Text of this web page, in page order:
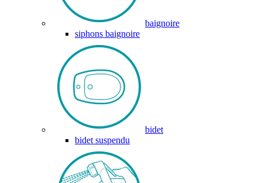
baignoire
siphons baignoire
bidet
bidet suspendu